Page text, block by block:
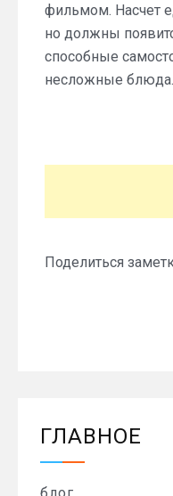
фильмом. Насчет
но должны
способные
несложные блюда.
Поделиться
ГЛАВНОЕ